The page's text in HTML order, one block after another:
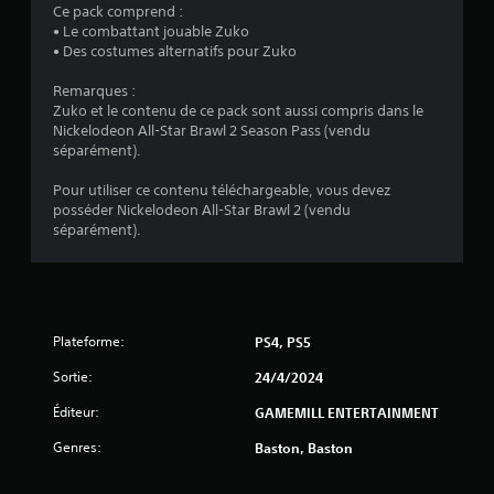
t
u
Ce pack comprend :
• Le combattant jouable Zuko
• Des costumes alternatifs pour Zuko
Remarques :
Zuko et le contenu de ce pack sont aussi compris dans le
Nickelodeon All-Star Brawl 2 Season Pass (vendu
séparément).
Pour utiliser ce contenu téléchargeable, vous devez
posséder Nickelodeon All-Star Brawl 2 (vendu
séparément).
Plateforme: PS4, PS5
Sortie: 24/4/2024
Éditeur: GAMEMILL ENTERTAINMENT
Genres: Baston, Baston